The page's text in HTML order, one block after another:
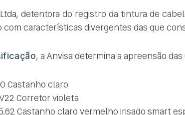
detentora do registro da tintura de
características divergentes das que
, a Anvisa determina a apreensão
Castanho claro
Corretor violeta
Castanho claro vermelho irisado smart